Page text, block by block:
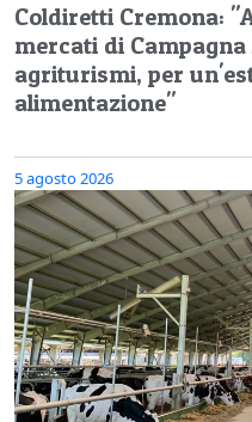
Coldiretti Cremona:
mercati di
agriturismi, per
alimentazione"
5 agosto 2026